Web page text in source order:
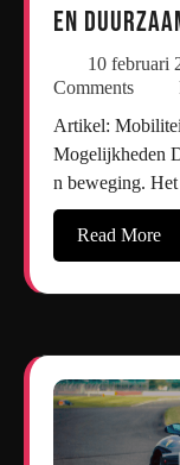
en
10 februari
Comments
Artikel: Mobiliteit Mobiliteit: Een Nieuwe Wereld van
Mogelijkheden
n beweging.
Read More